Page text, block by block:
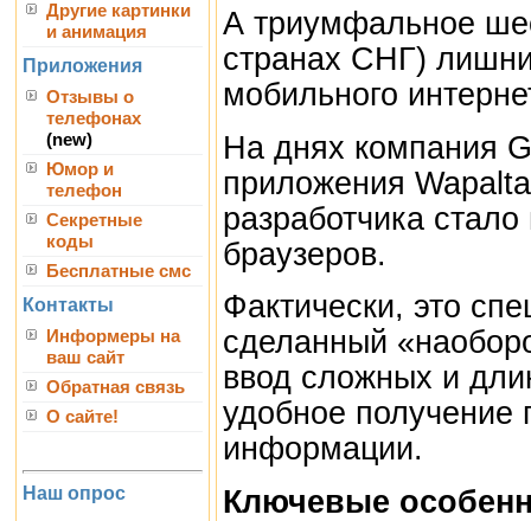
Другие картинки
и анимация
Приложения
Отзывы о
телефонах
(new)
Юмор и
телефон
Секретные
коды
Бесплатные смс
Контакты
Информеры на
ваш сайт
Обратная связь
О сайте!
Наш опрос
А триумфальное
странах СНГ)
мобильного
На днях компания
приложения
разработчика
браузеров.
Фактически, это
сделанный
ввод сложных и
удобное получение
информации.
Ключевые